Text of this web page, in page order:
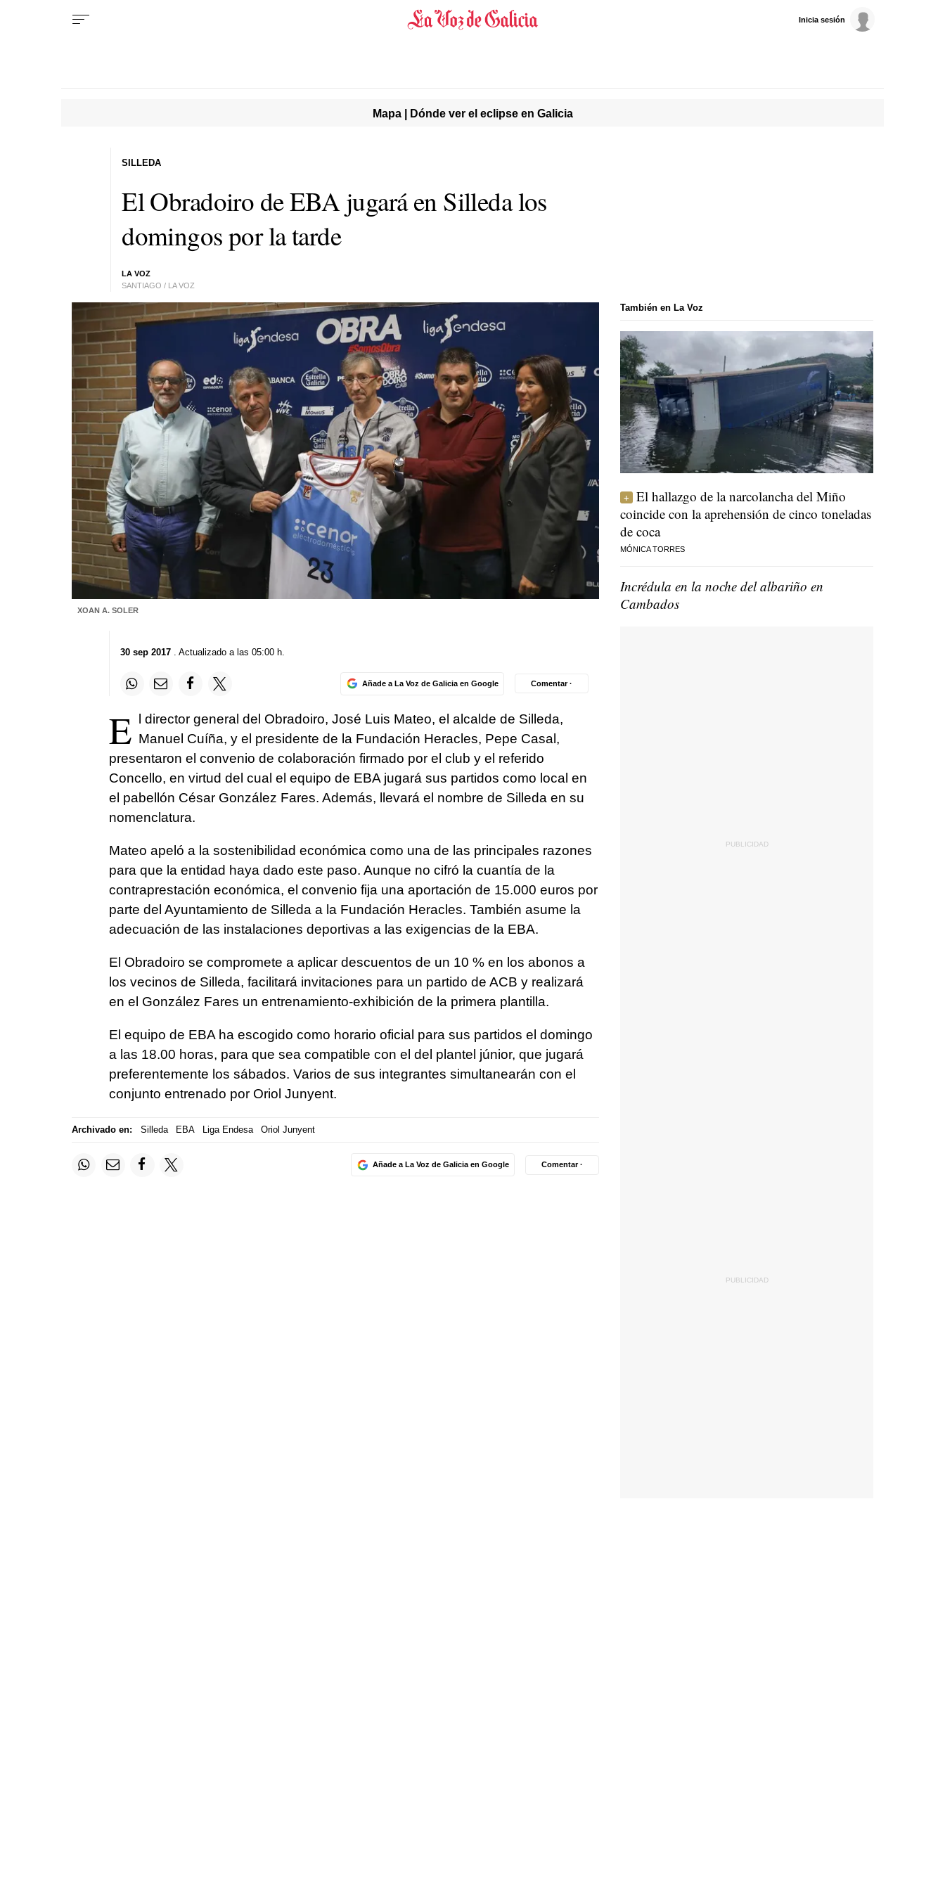
Inicia sesión
Mapa | Dónde ver el eclipse en Galicia
El Obradoiro de EBA jugará en Silleda los
domingos por la tarde
LA VOZ
SANTIAGO / LA VOZ
SILLEDA
XOAN A. SOLER
30 sep 2017. Actualizado a las 05:00 h.
Añade a La Voz de Galicia en Google Comentar ·
E l director general del Obradoiro, José Luis Mateo, el alcalde de Silleda,
Manuel Cuíña, y el presidente de la Fundación Heracles, Pepe Casal,
presentaron el convenio de colaboración firmado por el club y el referido
Concello, en virtud del cual el equipo de EBA jugará sus partidos como local en
el pabellón César González Fares. Además, llevará el nombre de Silleda en su
nomenclatura.
Mateo apeló a la sostenibilidad económica como una de las principales razones
para que la entidad haya dado este paso. Aunque no cifró la cuantía de la
contraprestación económica, el convenio fija una aportación de 15.000 euros por
parte del Ayuntamiento de Silleda a la Fundación Heracles. También asume la
adecuación de las instalaciones deportivas a las exigencias de la EBA.
El Obradoiro se compromete a aplicar descuentos de un 10 % en los abonos a
los vecinos de Silleda, facilitará invitaciones para un partido de ACB y realizará
en el González Fares un entrenamiento-exhibición de la primera plantilla.
El equipo de EBA ha escogido como horario oficial para sus partidos el domingo
a las 18.00 horas, para que sea compatible con el del plantel júnior, que jugará
preferentemente los sábados. Varios de sus integrantes simultanearán con el
conjunto entrenado por Oriol Junyent.
Archivado en: Silleda EBA Liga Endesa Oriol Junyent
Añade a La Voz de Galicia en Google Comentar ·
También en La Voz
El hallazgo de la narcolancha del Miño
coincide con la aprehensión de cinco toneladas
de coca
MÓNICA TORRES
Incrédula en la noche del albariño en
Cambados